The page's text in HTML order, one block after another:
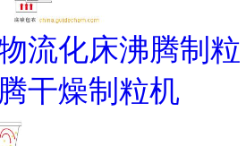
流化床沸腾制粒
干燥制粒机